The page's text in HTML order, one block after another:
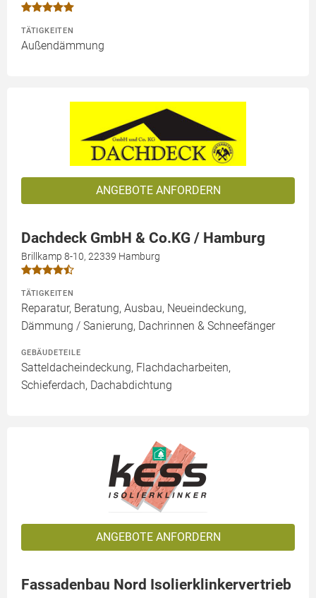
TÄTIGKEITEN
Außendämmung
ANGEBOTE ANFORDERN
Dachdeck GmbH & Co.KG / Hamburg
Brillkamp 8-10, 22339 Hamburg
TÄTIGKEITEN
Reparatur, Beratung, Ausbau, Neueindeckung,
Dämmung / Sanierung, Dachrinnen & Schneefänger
GEBÄUDETEILE
Satteldacheindeckung, Flachdacharbeiten,
Schieferdach, Dachabdichtung
ANGEBOTE ANFORDERN
Fassadenbau Nord Isolierklinkervertrieb